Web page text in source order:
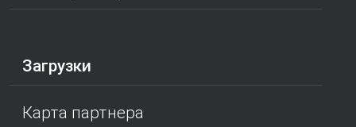
Загрузки
Карта партнера